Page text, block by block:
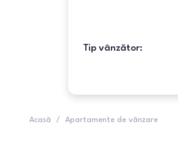
Tip vânzător:
Acasă / Apartamente de vânzare